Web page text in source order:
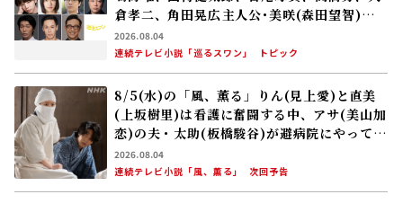
倉孝二、角田晃広――主人公･美咲(森田望智)が
交流する警察署の人々 2027年度前期放送
2026.08.04
連続テレビ小説「巡るスワン」
トピック
8/5(水)の「風、薫る」りん(見上愛)と直美
(上坂樹里)は看護に奮闘する中、アサ(美山加
恋)の夫・太助(板橋駿谷)が避病院にやってく
る
2026.08.04
連続テレビ小説「風、薫る」
次回予告